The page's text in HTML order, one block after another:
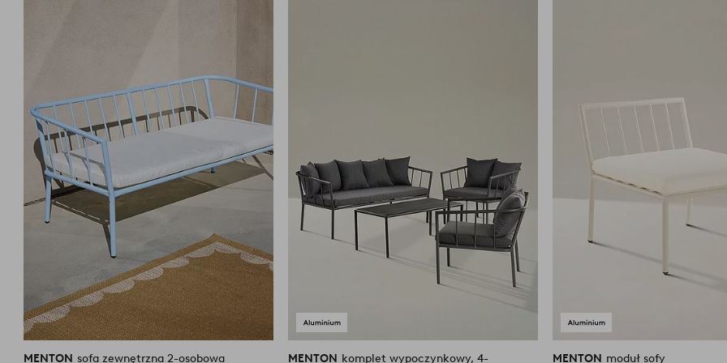
MENTON sofa zewnętrzna 2-osobowa MENTON komplet wypoczynkowy, 4-
MENTON moduł sofy